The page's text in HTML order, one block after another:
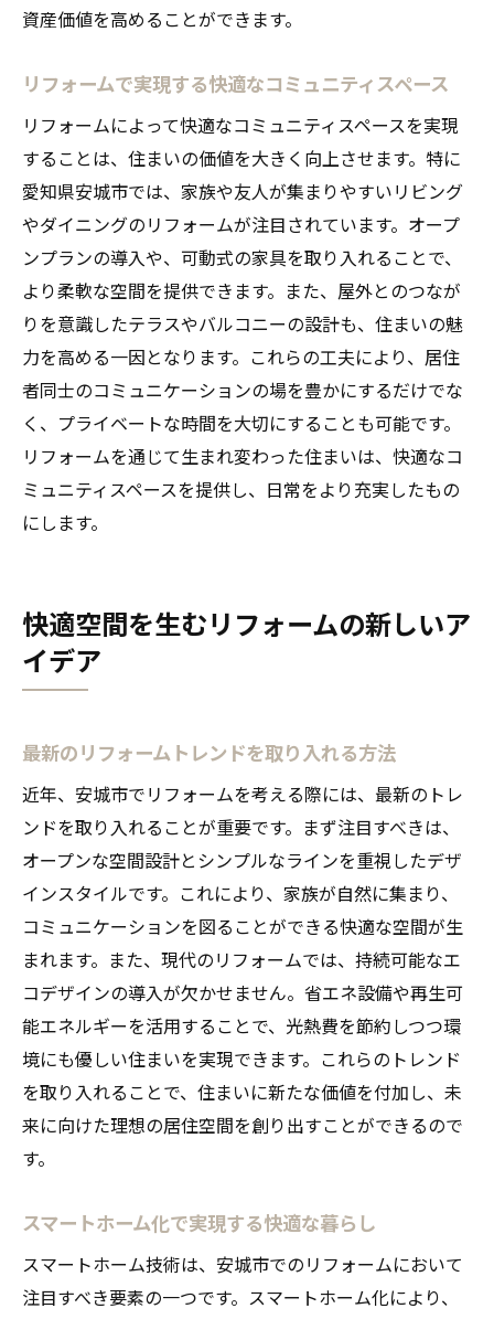
資産価値を高めることができます。
リフォームで実現する快適なコミュニティスペース
リフォームによって快適なコミュニティスペースを実現
することは、住まいの価値を大きく向上させます。特に
愛知県安城市では、家族や友人が集まりやすいリビング
やダイニングのリフォームが注目されています。オープ
ンプランの導入や、可動式の家具を取り入れることで、
より柔軟な空間を提供できます。また、屋外とのつなが
りを意識したテラスやバルコニーの設計も、住まいの魅
力を高める一因となります。これらの工夫により、居住
者同士のコミュニケーションの場を豊かにするだけでな
く、プライベートな時間を大切にすることも可能です。
リフォームを通じて生まれ変わった住まいは、快適なコ
ミュニティスペースを提供し、日常をより充実したもの
にします。
快適空間を生むリフォームの新しいア
イデア
最新のリフォームトレンドを取り入れる方法
近年、安城市でリフォームを考える際には、最新のトレ
ンドを取り入れることが重要です。まず注目すべきは、
オープンな空間設計とシンプルなラインを重視したデザ
インスタイルです。これにより、家族が自然に集まり、
コミュニケーションを図ることができる快適な空間が生
まれます。また、現代のリフォームでは、持続可能なエ
コデザインの導入が欠かせません。省エネ設備や再生可
能エネルギーを活用することで、光熱費を節約しつつ環
境にも優しい住まいを実現できます。これらのトレンド
を取り入れることで、住まいに新たな価値を付加し、未
来に向けた理想の居住空間を創り出すことができるので
す。
スマートホーム化で実現する快適な暮らし
スマートホーム技術は、安城市でのリフォームにおいて
注目すべき要素の一つです。スマートホーム化により、